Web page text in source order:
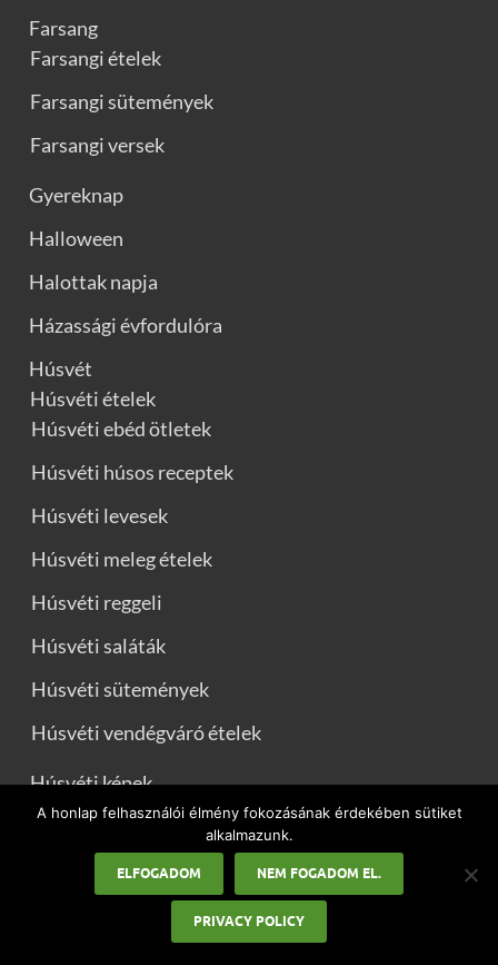
Farsang
Farsangi ételek
Farsangi sütemények
Farsangi versek
Gyereknap
Halloween
Halottak napja
Házassági évfordulóra
Húsvét
Húsvéti ételek
Húsvéti ebéd ötletek
Húsvéti húsos receptek
Húsvéti levesek
Húsvéti meleg ételek
Húsvéti reggeli
Húsvéti saláták
Húsvéti sütemények
Húsvéti vendégváró ételek
Húsvéti képek
Húsvéti köszöntők
Locsolóversek
A honlap felhasználói élmény fokozásának érdekében sütiket
alkalmazunk.
ELFOGADOM NEM FOGADOM EL.
PRIVACY POLICY